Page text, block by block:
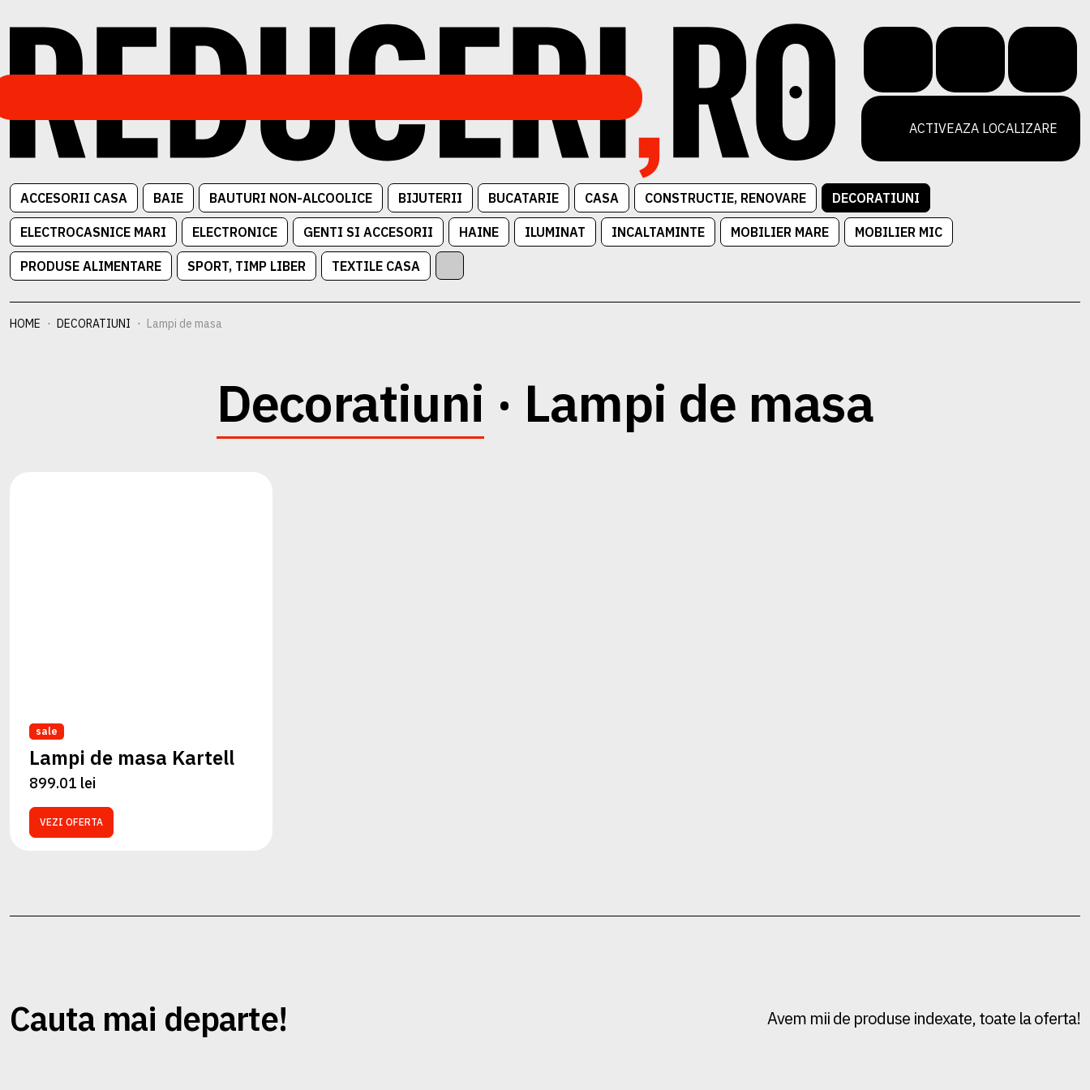
ACTIVEAZA LOCALIZARE
ACCESORII CASA BAIE BAUTURI NON-ALCOOLICE BIJUTERII BUCATARIE CASA CONSTRUCTIE, RENOVARE DECORATIUNI
ELECTROCASNICE MARI ELECTRONICE GENTI SI ACCESORII HAINE ILUMINAT INCALTAMINTE MOBILIER MARE MOBILIER MIC
PRODUSE ALIMENTARE SPORT, TIMP LIBER TEXTILE CASA
HOME DECORATIUNI Lampi de masa
Decoratiuni · Lampi de masa
sale
Lampi de masa Kartell
899.01 lei
VEZI OFERTA
Cauta mai departe! Avem mii de produse indexate, toate la oferta!